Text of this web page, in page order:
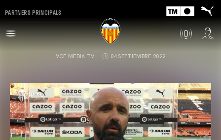
PARTNERS PRINCIPALS
VCF MEDIA TV 04 SEPTIEMBRE 2022